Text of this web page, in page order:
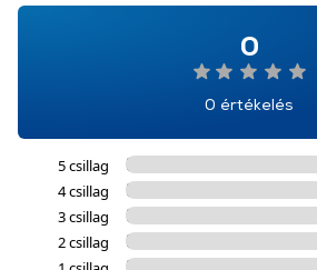
0
0 értékelés
5 csillag
4 csillag
3 csillag
2 csillag